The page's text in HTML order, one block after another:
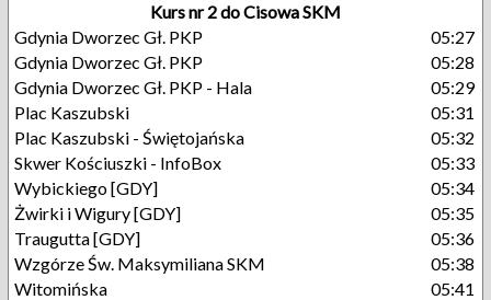
Kurs nr 2 do Cisowa SKM
Gdynia Dworzec Gł. PKP
05:27
Gdynia Dworzec Gł. PKP
05:28
Gdynia Dworzec Gł. PKP - Hala
05:29
Plac Kaszubski
05:31
Plac Kaszubski - Świętojańska
05:32
Skwer Kościuszki - InfoBox
05:33
Wybickiego [GDY]
05:34
Żwirki i Wigury [GDY]
05:35
Traugutta [GDY]
05:36
Wzgórze Św. Maksymiliana SKM
05:38
Witomińska
05:41